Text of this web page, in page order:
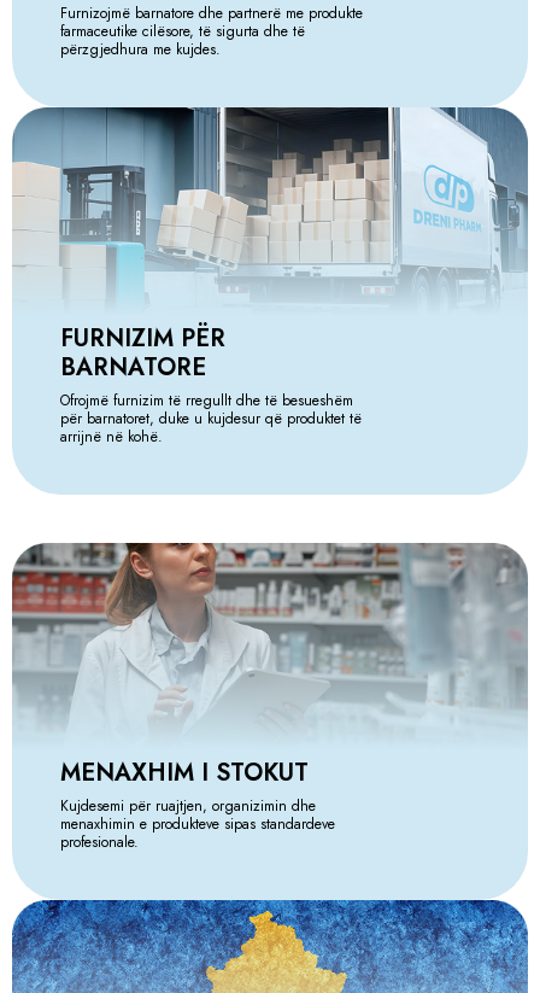
Furnizojmë barnatore dhe partnerë me produkte
farmaceutike cilësore, të sigurta dhe të
përzgjedhura me kujdes.
FURNIZIM PËR
BARNATORE
Ofrojmë furnizim të rregullt dhe të besueshëm
për barnatoret, duke u kujdesur që produktet të
arrijnë në kohë.
MENAXHIM I STOKUT
Kujdesemi për ruajtjen, organizimin dhe
menaxhimin e produkteve sipas standardeve
profesionale.